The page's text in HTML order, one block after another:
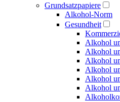
Grundsatzpapiere
Alkohol-Norm
Gesundheit
Alkohol
Alkohol
Alkohol
Alkohol
Alkohol
Alkohol